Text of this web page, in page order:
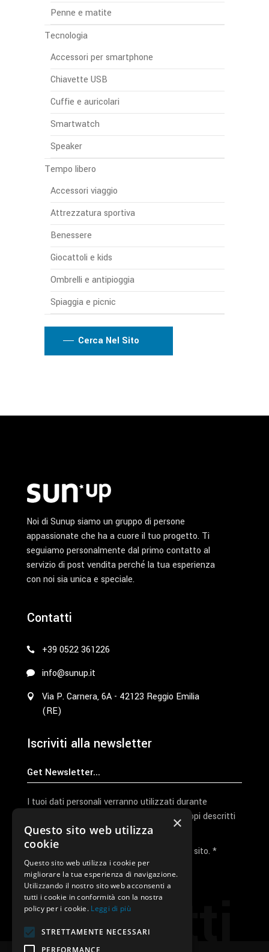
Penne e matite
Tecnologia
Accessori per smartphone
Chiavette USB
Cuffie e auricolari
Smartwatch
Speaker
Tempo libero
Accessori viaggio
Attrezzatura sportiva
Benessere
Giocattoli e kids
Ombrelli e antipioggia
Spiaggia e picnic
Cerca Nel Sito
Contatti
Noi di Sunup siamo un gruppo di persone
appassionate che ha a cuore il tuo progetto. Ti
seguiamo personalmente dal primo contatto al
servizio di post vendita perché la tua esperienza
con noi sia unica e speciale.
Contatti
+39 0522 361226
info@sunup.it
Via P. Carnera, 6A - 42123 Reggio Emilia
(RE)
Iscriviti alla newsletter
I tuoi dati personali verranno utilizzati durante
l'elaborazione della richiesta e per altri scopi descritti
nella nostraprivacy policy
Ho letto e accetto la privacy policy del sito. *
Invia I Dati
×
Questo sito web utilizza
cookie
Questo sito web utilizza i cookie per
migliorare la tua esperienza di navigazione.
Utilizzando il nostro sito web acconsenti a
tutti i cookie in conformità con la nostra
policy per i cookie. Leggi di più
STRETTAMENTE NECESSARI
PERFORMANCE